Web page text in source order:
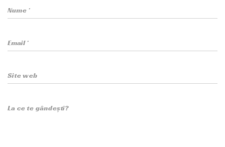
Nume *
Email*
Site web
La ce te gândești?